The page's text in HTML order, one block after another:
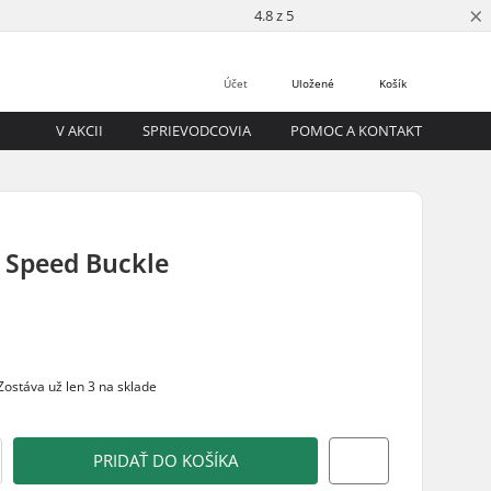
4.8 z 5 ×
Košík
Uložené
Účet
V AKCII SPRIEVODCOVIA POMOC A KONTAKT
Buckle
už len 3 na sklade
PRIDAŤ DO KOŠÍKA